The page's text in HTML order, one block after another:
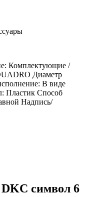
Комплектующие /
Диаметр
В виде
Пластик Способ
Надпись/
символ 6